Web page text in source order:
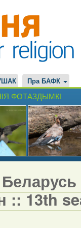
Пра БАФК
ФОТАЗДЫМКІ
:: 13th